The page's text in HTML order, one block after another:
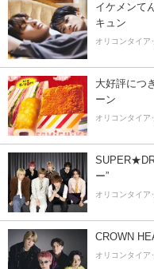
イケメンて
キュン
オリコンタイア
大好評につ
ーン
オリコンタイア
ー”
オリコンタイア
CROWN
オリコンタイア